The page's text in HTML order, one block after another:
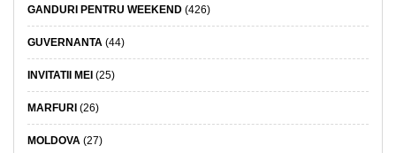
GANDURI PENTRU WEEKEND (426)
GUVERNANTA (44)
INVITATII MEI (25)
MARFURI (26)
MOLDOVA (27)